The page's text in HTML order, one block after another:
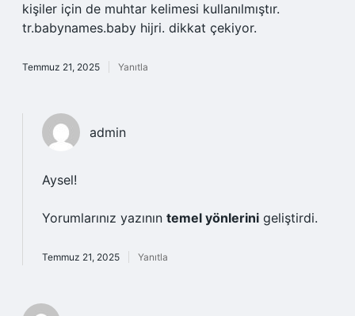
kişiler için de muhtar kelimesi kullanılmıştır.
tr.babynames.baby hijri. dikkat çekiyor.
Temmuz 21, 2025 Yanıtla
admin
Aysel!
Yorumlarınız yazının temel yönlerini geliştirdi.
Temmuz 21, 2025 Yanıtla